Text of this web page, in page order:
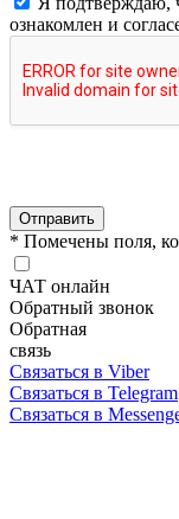
ознакомлен и
Отправить
* Помечены поля,
ЧАТ онлайн
Обратный звонок
Обратная
связь
Связаться в Viber
Связаться в Telegram
Связаться в